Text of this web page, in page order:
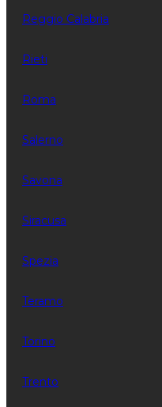
Reggio Calabria
Rieti
Roma
Salerno
Savona
Siracusa
Spezia
Teramo
Torino
Trento